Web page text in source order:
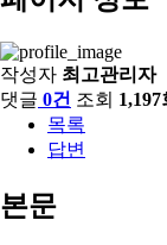
작성자 최고관리자
댓글 0건 조회 1,197
목록
답변
본문